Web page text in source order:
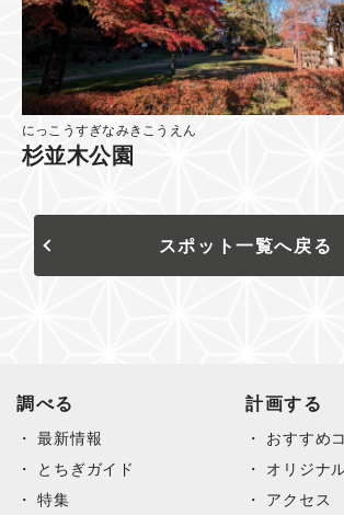
にっこうすぎなみきこうえん
杉並木公園
スポット一覧へ戻る
調べる
最新情報
とちぎガイド
特集
計画する
おすすめ
オリジナ
アクセス